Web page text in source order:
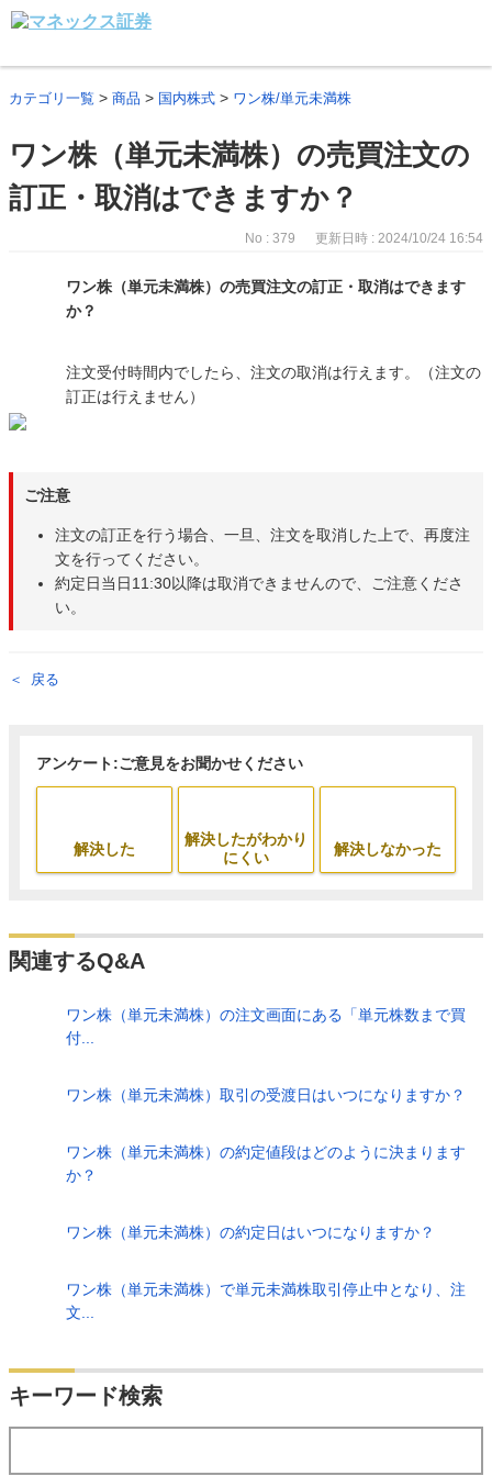
カテゴリ一覧 > 商品 > 国内株式 > ワン株/単元未満株
ワン株（単元未満株）の売買注文の
訂正・取消はできますか？
No : 379 更新日時 : 2024/10/24 16:54
ワン株（単元未満株）の売買注文の訂正・取消はできます
か？
注文受付時間内でしたら、注文の取消は行えます。（注文の
訂正は行えません）
ご注意
注文の訂正を行う場合、一旦、注文を取消した上で、再度注
文を行ってください。
約定日当日11:30以降は取消できませんので、ご注意くださ
い。
戻る
アンケート:ご意見をお聞かせください
解決した
解決したがわかり
にくい
解決しなかった
関連するQ&A
ワン株（単元未満株）の注文画面にある「単元株数まで買
付...
ワン株（単元未満株）取引の受渡日はいつになりますか？
ワン株（単元未満株）の約定値段はどのように決まります
か？
ワン株（単元未満株）の約定日はいつになりますか？
ワン株（単元未満株）で単元未満株取引停止中となり、注
文...
キーワード検索